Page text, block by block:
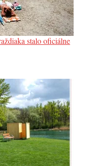
stalo oficiálne